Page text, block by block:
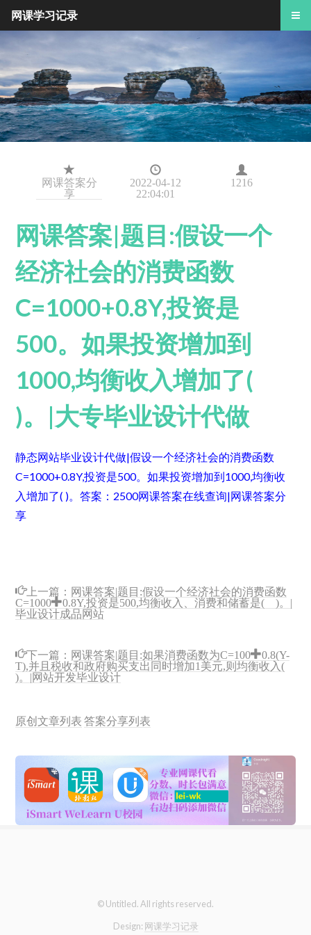
网课答案分
享
2022-04-12
22:04:01
1216
网课答案|题目:假设一个
经济社会的消费函数
C=1000+0.8Y,投资是
500。如果投资增加到
1000,均衡收入增加了(
)。|大专毕业设计代做
静态网站毕业设计代做|假设一个经济社会的消费函数
C=1000+0.8Y,投资是500。如果投资增加到1000,均衡收
入增加了( )。答案：2500网课答案在线查询|网课答案分
享
上一篇： 网课答案|题目:假设一个经济社会的消费函数
C=1000+0.8Y,投资是500,均衡收入、消费和储蓄是( )。|
毕业设计成品网站
下一篇： 网课答案|题目:如果消费函数为C=100+0.8(Y-
T),并且税收和政府购买支出同时增加1美元,则均衡收入(
)。|网站开发毕业设计
原创文章列表 答案分享列表
© Untitled. All rights reserved.
Design: 网课学习记录
网课学习记录